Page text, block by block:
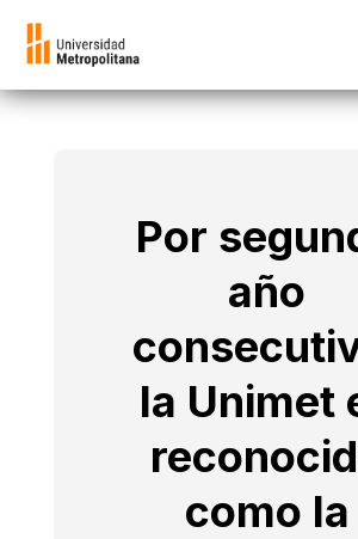
Por
año
la Unimet
como la